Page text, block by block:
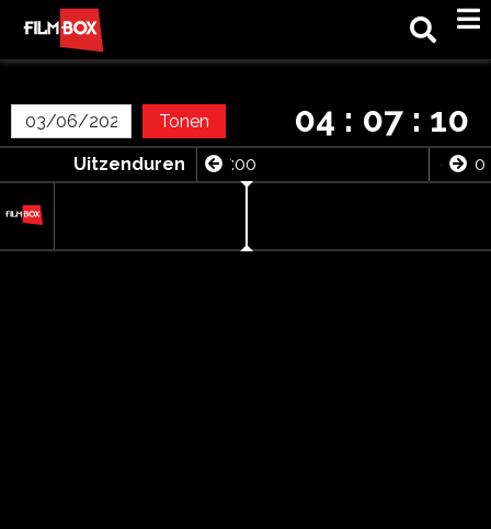
Tonen 04 : 07 : 10
Uitzenduren 07:00 07:30